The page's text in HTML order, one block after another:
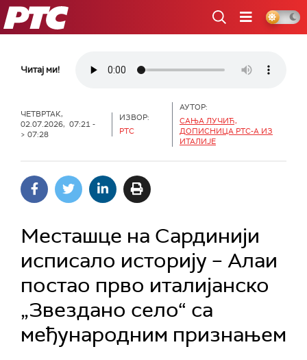
РТС
Читај ми!
ЧЕТВРТАК,
02.07.2026, 07:21 -
> 07:28
ИЗВОР:
РТС
АУТОР:
САЊА ЛУЧИЋ,
ДОПИСНИЦА РТС-А ИЗ
ИТАЛИЈЕ
Месташце на Сардинији
исписало историју – Алаи
постао прво италијанско
„Звездано село“ са
међународним признањем